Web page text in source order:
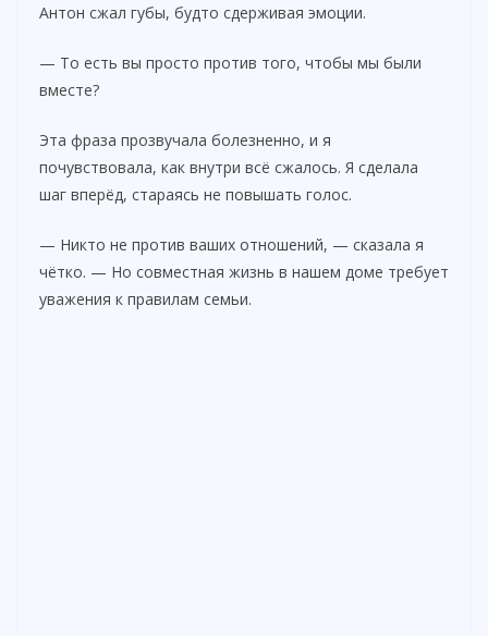
Антон сжал губы, будто сдерживая эмоции.
— То есть вы просто против того, чтобы мы были
вместе?
Эта фраза прозвучала болезненно, и я
почувствовала, как внутри всё сжалось. Я сделала
шаг вперёд, стараясь не повышать голос.
— Никто не против ваших отношений, — сказала я
чётко. — Но совместная жизнь в нашем доме требует
уважения к правилам семьи.